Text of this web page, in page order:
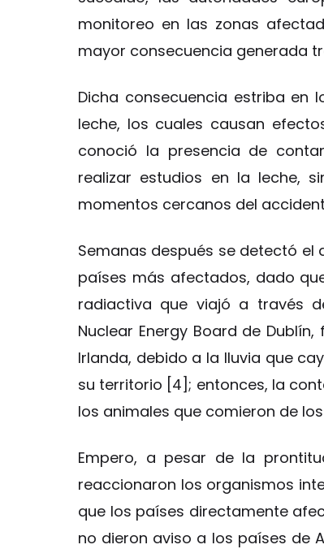
monitoreo en las zonas
mayor consecuencia generada
Dicha consecuencia estriba en
leche, los cuales causan
conoció la presencia de
realizar estudios en la leche,
momentos cercanos del
Semanas después se detectó el
países más afectados, dado
radiactiva que viajó a través
Nuclear Energy Board de
Irlanda, debido a la lluvia que
su territorio [4]; entonces, la
los animales que comieron de
Empero, a pesar de la
reaccionaron los organismos
que los países directamente
no dieron aviso a los países de